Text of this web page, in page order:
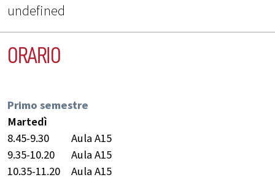
undefined
ORARIO
Primo semestre
Martedì
8.45-9.30
Aula A15
9.35-10.20
Aula A15
10.35-11.20
Aula A15